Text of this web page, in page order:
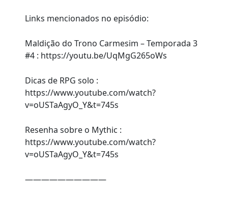
Links mencionados no episódio:
Maldição do Trono Carmesim – Temporada 3
#4 : https://youtu.be/UqMgG265oWs
Dicas de RPG solo :
https://www.youtube.com/watch?
v=oUSTaAgyO_Y&t=745s
Resenha sobre o Mythic :
https://www.youtube.com/watch?
v=oUSTaAgyO_Y&t=745s
——————————